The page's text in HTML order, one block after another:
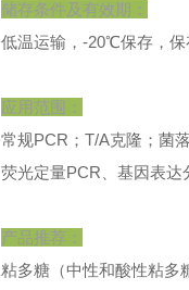
储存条件及有效期：
低温运输，-20℃保存，保
应用范围：
常规PCR；T/A克隆；菌
荧光定量PCR、基因表达
产品推荐：
粘多糖（中性和酸性粘多